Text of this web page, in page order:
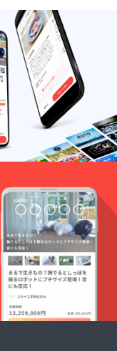
りま
す。
ン・シ
シトウ
など １
０種類
植え付
け可能
です。
要望野
菜あれ
ば対応
できる
場合も
ありま
す。 ※
泊費な
どは自
費にな
りま
す。